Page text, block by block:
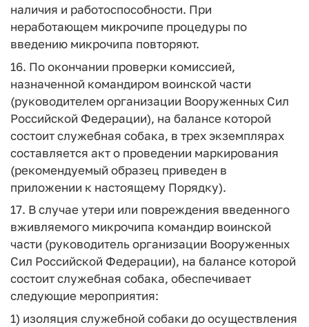
наличия и работоспособности. При
неработающем микрочипе процедуры по
введению микрочипа повторяют.
16. По окончании проверки комиссией,
назначенной командиром воинской части
(руководителем организации Вооруженных Сил
Российской Федерации), на балансе которой
состоит служебная собака, в трех экземплярах
составляется акт о проведении маркирования
(рекомендуемый образец приведен в
приложении к настоящему Порядку).
17. В случае утери или повреждения введенного
вживляемого микрочипа командир воинской
части (руководитель организации Вооруженных
Сил Российской Федерации), на балансе которой
состоит служебная собака, обеспечивает
следующие мероприятия:
1) изоляция служебной собаки до осуществления